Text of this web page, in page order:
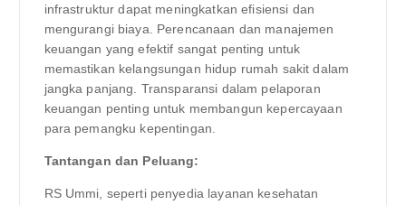
infrastruktur dapat meningkatkan efisiensi dan
mengurangi biaya. Perencanaan dan manajemen
keuangan yang efektif sangat penting untuk
memastikan kelangsungan hidup rumah sakit dalam
jangka panjang. Transparansi dalam pelaporan
keuangan penting untuk membangun kepercayaan
para pemangku kepentingan.
Tantangan dan Peluang:
RS Ummi, seperti penyedia layanan kesehatan